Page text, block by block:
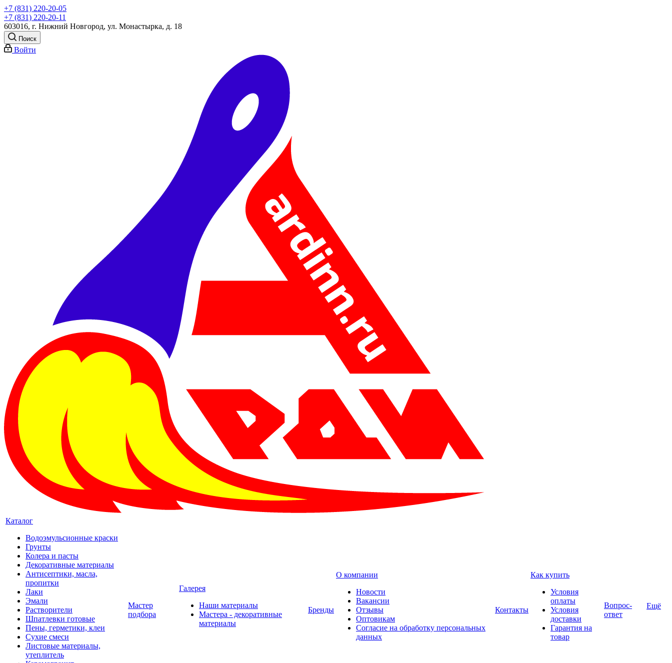
+7 (831) 220-20-05
+7 (831) 220-20-11
603016, г. Нижний Новгород, ул. Монастырка, д. 18
Поиск
Войти
Каталог
Водоэмульсионные краски
Грунты
Колера и пасты
Декоративные материалы
Антисептики, масла,
пропитки
Лаки
Эмали
Растворители
Шпатлевки готовые
Пены, герметики, клеи
Сухие смеси
Листовые материалы,
утеплитель
Мастер
подбора
Галерея
Наши материалы
Мастера - декоративные
материалы
Бренды
О компании
Новости
Вакансии
Отзывы
Оптовикам
Cогласие на обработку персональных
данных
Контакты
Как купить
Условия
оплаты
Условия
доставки
Гарантия на
товар
Вопрос-
ответ
Ещё